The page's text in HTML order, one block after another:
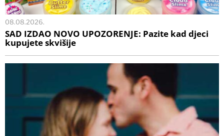
08.08.2026.
SAD IZDAO NOVO UPOZORENJE: Pazite kad djeci
kupujete skvišije